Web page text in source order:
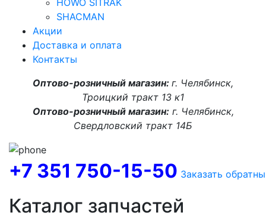
SHACMAN
Акции
Доставка и оплата
Контакты
Оптово-розничный магазин: г. Челябинск,
Троицкий тракт 13 к1
Оптово-розничный магазин:г. Челябинск,
Свердловский тракт 14Б
+7 351 750-15-50 Заказать
Каталог запчастей